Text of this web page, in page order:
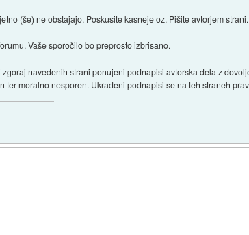
(še) ne obstajajo. Poskusite kasneje oz. Pišite avtorjem strani.
Vaše sporočilo bo preprosto izbrisano.
navedenih strani ponujeni podnapisi avtorska dela z
moralno nesporen. Ukradeni podnapisi se na teh straneh